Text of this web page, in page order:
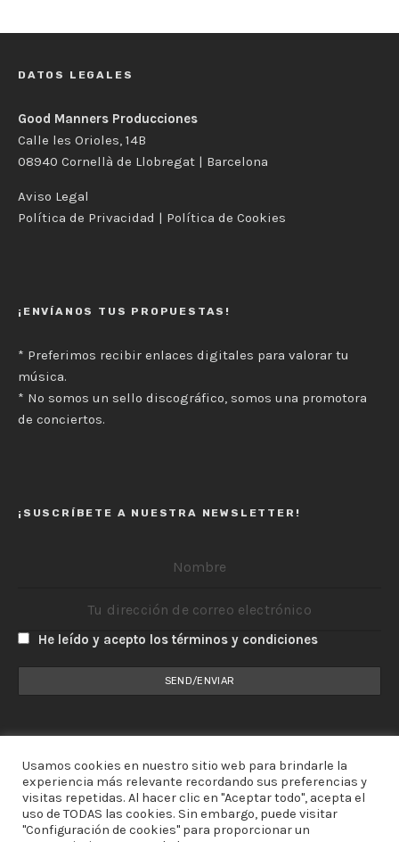
DATOS LEGALES
Good Manners Producciones
Calle les Orioles, 14B
08940 Cornellà de Llobregat | Barcelona
Aviso Legal
Política de Privacidad | Política de Cookies
¡ENVÍANOS TUS PROPUESTAS!
* Preferimos recibir enlaces digitales para valorar tu
música.
* No somos un sello discográfico, somos una promotora
de conciertos.
¡SUSCRÍBETE A NUESTRA NEWSLETTER!
He leído y acepto los términos y condiciones
Usamos cookies en nuestro sitio web para brindarle la
experiencia más relevante recordando sus preferencias y
visitas repetidas. Al hacer clic en "Aceptar todo", acepta el
uso de TODAS las cookies. Sin embargo, puede visitar
"Configuración de cookies" para proporcionar un